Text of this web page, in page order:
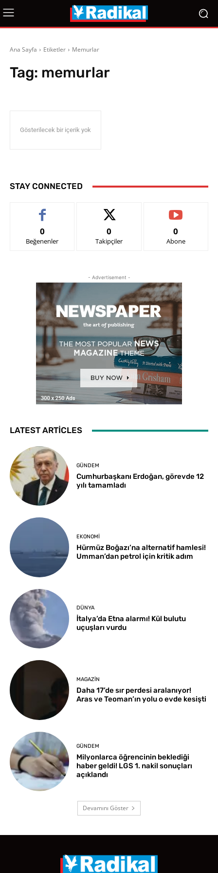
Ana Sayfa Etiketler Memurlar
Tag: memurlar
Gösterilecek bir içerik yok
STAY CONNECTED
0
Beğenenler
0
Takipçiler
0
Abone
- Advertisement -
LATEST ARTICLES
GÜNDEM
Cumhurbaşkanı Erdoğan, görevde 12
yılı tamamladı
EKONOMI
Hürmüz Boğazı’na alternatif hamlesi!
Umman’dan petrol için kritik adım
DÜNYA
İtalya’da Etna alarmı! Kül bulutu
uçuşları vurdu
MAGAZIN
Daha 17’de sır perdesi aralanıyor!
Aras ve Teoman’ın yolu o evde kesişti
GÜNDEM
Milyonlarca öğrencinin beklediği
haber geldi! LGS 1. nakil sonuçları
açıklandı
Devamını Göster